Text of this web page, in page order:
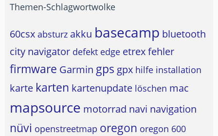
Themen-Schlagwortwolke
60csx absturz akku basecamp bluetooth
city navigator defekt edge etrexfehler
firmware Garmin gps gpx hilfe installation
karte karten kartenupdate löschen mac
mapsource motorrad navi navigation
nüvi openstreetmap oregon oregon 600